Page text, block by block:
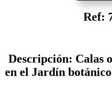
Ref:
Descripción: Calas
en el Jardín